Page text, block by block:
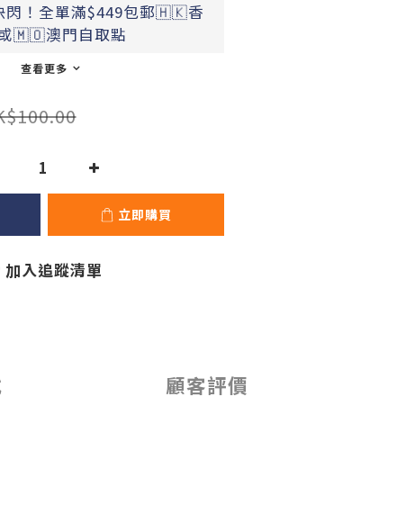
閃！全單滿$449包郵🇭🇰香
🇲🇴澳門自取點
查看更多
立即購買
加入追蹤清單
顧客評價